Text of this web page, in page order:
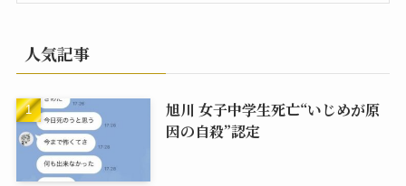
人気記事
旭川 女子中学生死亡“いじめが原
因の自殺”認定